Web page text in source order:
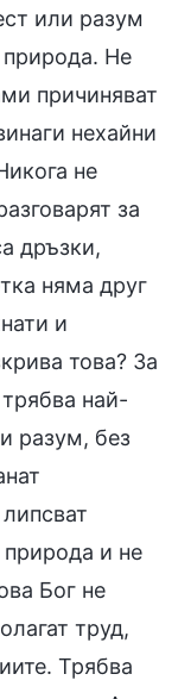
или разум
природа. Не
причиняват
нехайни
не
за
дръзки,
няма друг
и
това? За
най-
разум, без
и не
Бог не
труд,
Трябва